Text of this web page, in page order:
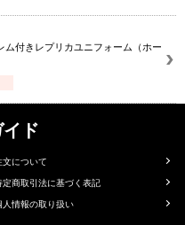
ム付きレプリカユニフォーム（ホー
ド
文について
定商取引法に基づく表記
人情報の取り扱い